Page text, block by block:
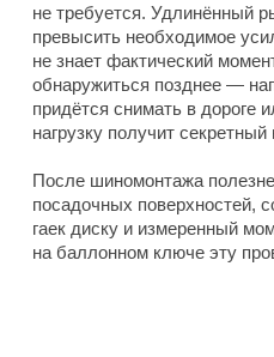
не требуется. Удлинённый
превысить необходимое
не знает фактический
обнаружиться позднее —
придётся снимать в дороге
нагрузку получит секретный
После шиномонтажа
посадочных поверхностей,
гаек диску и измеренный
на баллонном ключе эту